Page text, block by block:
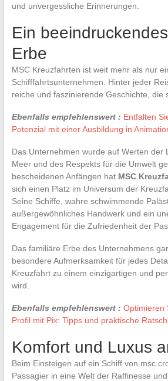
und unvergessliche Erinnerungen.
Ein
Erbe
MSC Kreuzfahrten ist weit mehr als nur
Schifffahrtsunternehmen. Hinter jeder
reiche und faszinierende Geschichte, die
Ebenfalls empfehlenswert : Entfalten
Potenzial mit einer Ausbildung in
Das Unternehmen wurde auf Werten der
Meer und des Respekts für die Umwelt
bescheidenen Anfängen hat MSC
sich einen Platz im Universum der
Seine Schiffe, wahre schwimmende
außergewöhnliches Handwerk und ein
Engagement für die Zufriedenheit der
Das familiäre Erbe des Unternehmens
besondere Aufmerksamkeit für jedes
Kreuzfahrt zu einem einzigartigen und
wird.
Ebenfalls empfehlenswert : Optimieren
Profil mit Pix: Tipps und praktische
Komfort und Luxus
Beim Einsteigen auf ein Schiff von msc
Passagier in eine Welt der Raffinesse